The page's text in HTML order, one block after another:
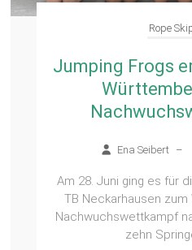
Rope
Jumping Frogs
Ena Seibert –
Am 28. Juni ging es für
TB Neckarhausen
Nachwuchswettkampf
zehn